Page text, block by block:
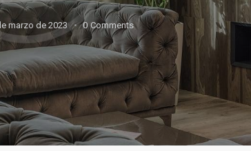
marzo de 2023 0 Comments